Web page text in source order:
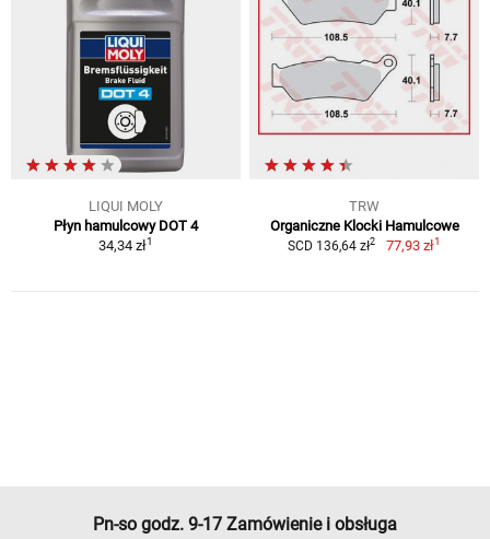
LIQUI MOLY
Płyn hamulcowy DOT 4
34,34 zł1
TRW
Organiczne Klocki Hamulcowe
SCD 136,64 zł2 77,93 zł1
Pn-so godz. 9-17 Zamówienie i obsługa